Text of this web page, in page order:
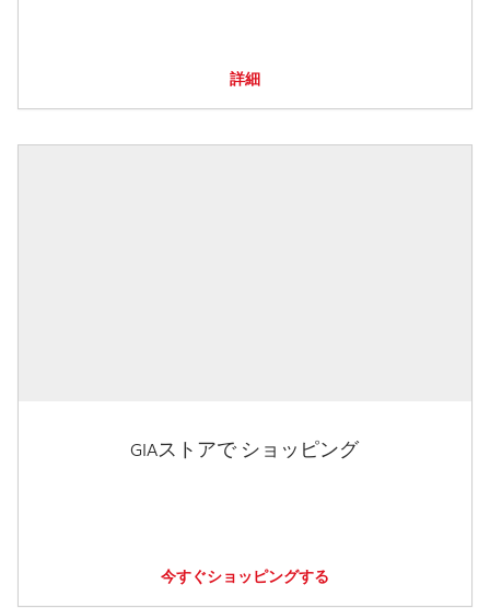
詳細
GIAストアで ショッピング
今すぐショッピングする